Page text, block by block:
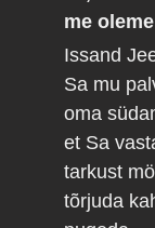
me
Issand
Sa mu
oma
et Sa
tarkust
tõrjuda